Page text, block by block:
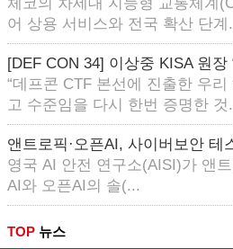
어 상용 서비스와 전국 확산 단계
[DEF CON 34] 이상중 KISA 원장
“데프콘 CTF 본선에 진출한 우
고 수준임을 다시 한번 증명한 것
앤트로픽·오픈AI, 사이버보안 테
영국 AI 안전 연구소(AISI)가 앤
AI와 오픈AI의 솔(...
TOP 뉴스